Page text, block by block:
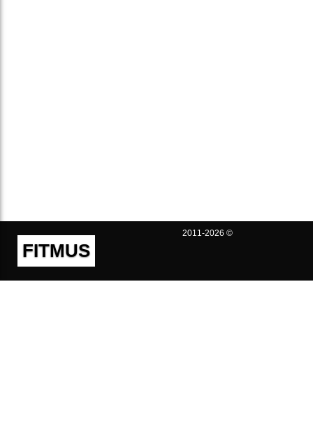
FITMUS
2011-2026 ©